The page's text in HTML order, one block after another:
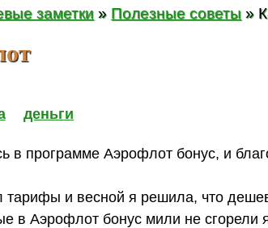
заметки » Полезные советы »
деньги
в программе Аэрофлот бонус, и
тарифы и весной я решила, что
в Аэрофлот бонус мили не сгорели